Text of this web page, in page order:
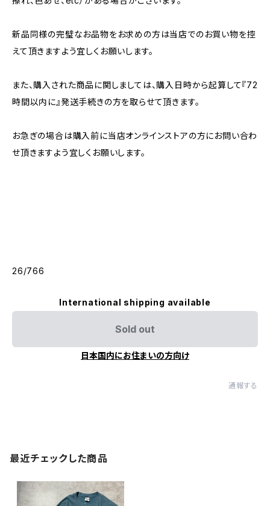
新品同様の完璧なお品物をお求めの方は当店でのお買い物を控
えて頂きますよう宜しくお願いします。
また、購入された商品に関しましては、購入日時から起算して『72
時間以内に』発送手続きの方を取らせて頂きます。
お急ぎの場合は購入前に当店オンラインストアの方にお問い合わ
せ頂きますよう宜しくお願いします。
26/766
International shipping available
Sold out
日本国内にお住まいの方向け
通報する
最近チェックした商品